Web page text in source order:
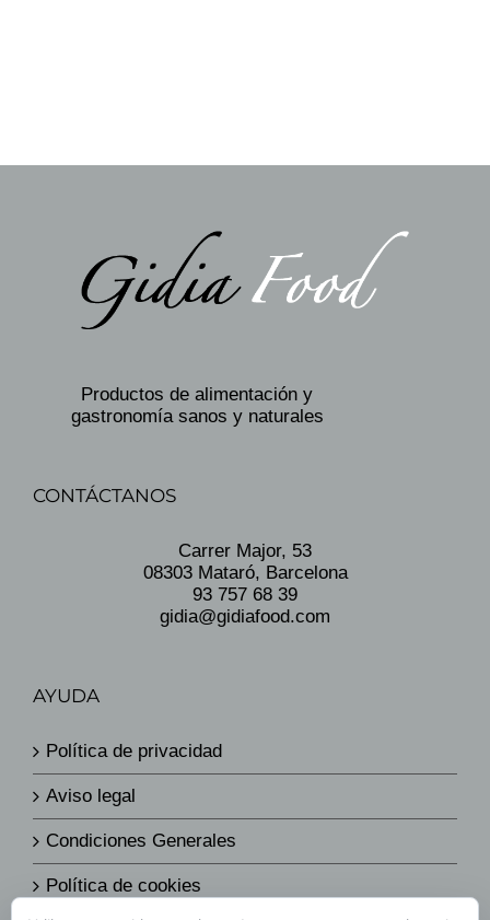
Productos de alimentación y
gastronomía sanos y naturales
CONTÁCTANOS
Carrer Major, 53
08303 Mataró, Barcelona
93 757 68 39
gidia@gidiafood.com
AYUDA
Política de privacidad
Aviso legal
Condiciones Generales
Política de cookies